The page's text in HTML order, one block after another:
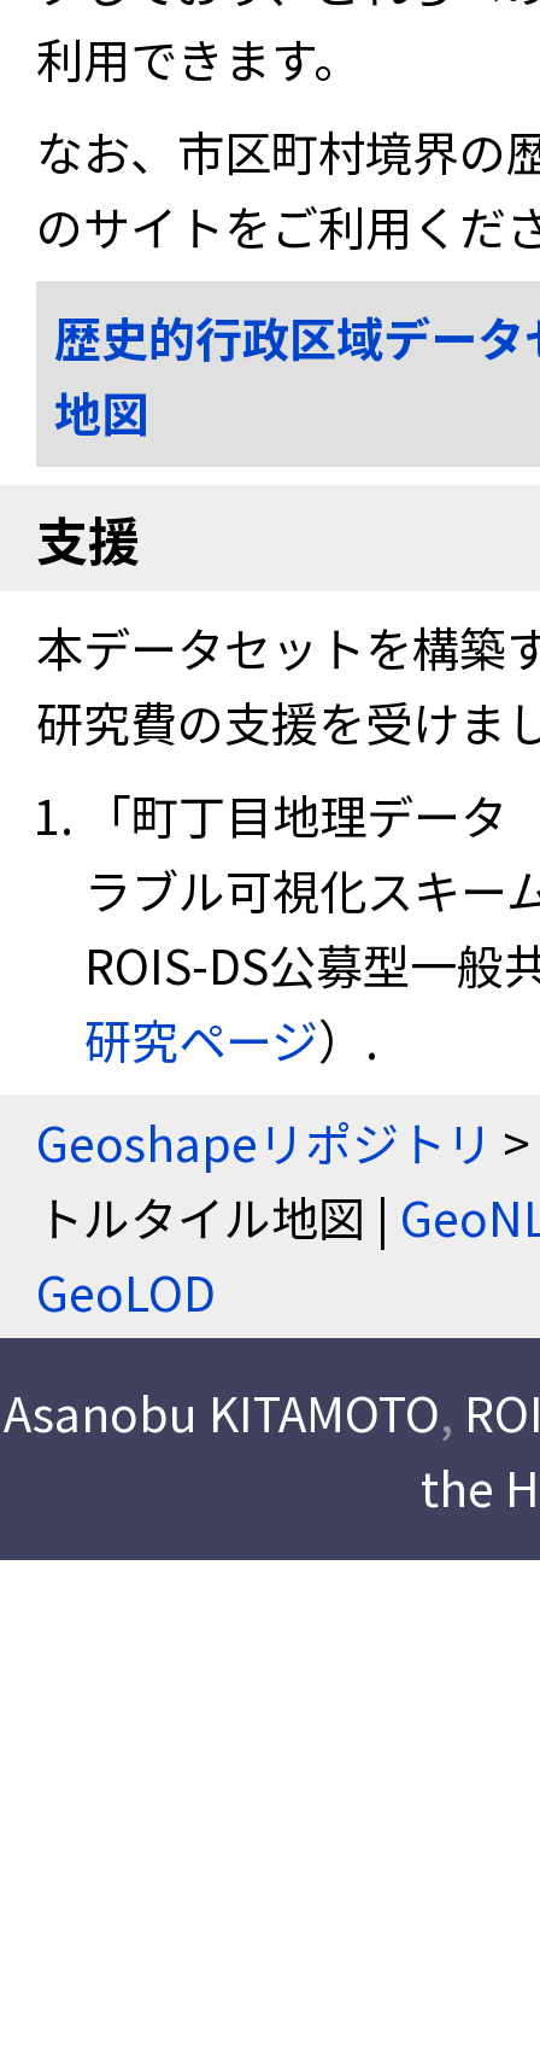
利用できます。
なお、市区町村境界の
のサイトをご利用くだ
歴史的行政区域デー
地図
支援
本データセットを構築
研究費の支援を受けま
「町丁目地理デー
ラブル可視化スキー
ROIS-DS公募型一般
研究ページ）.
Geoshapeリポジトリ
トルタイル地図 |
GeoLOD
Asanobu KITAMOTO,
the